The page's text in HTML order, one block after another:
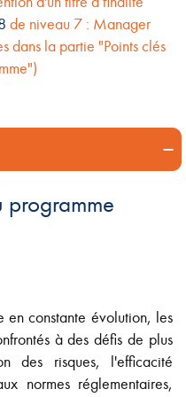
de niveau 7 : Manager
dans la partie "Points clés
programme
en constante évolution, les
à des défis de plus
des risques, l'efficacité
normes réglementaires,